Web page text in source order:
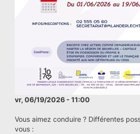
vr, 06/19/2026 - 11:00
Vous aimez conduire ? Différentes
vous :